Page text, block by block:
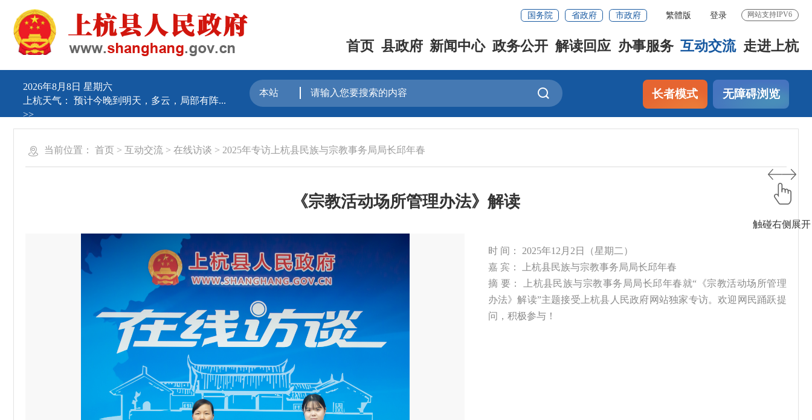
国务院 省政府 市政府 繁體版 登录 网站支持IPV6
首页 县政府 新闻中心 政务公开 解读回应 办事服务 互动交流 走进上杭
2026年8月8日 星期六
上杭天气： 预计今晚到明天，多云，局部有阵...
>>
长者模式 无障碍浏览
当前位置： 首页 > 互动交流 > 在线访谈 > 2025年专访上杭县民族与宗教事务局局长邱年春
《宗教活动场所管理办法》解读
时 间： 2025年12月2日（星期二）
嘉 宾： 上杭县民族与宗教事务局局长邱年春
摘 要： 上杭县民族与宗教事务局局长邱年春就“《宗教活动场所管理
办法》解读”主题接受上杭县人民政府网站独家专访。欢迎网民踊跃提
问，积极参与！
触碰右侧展开